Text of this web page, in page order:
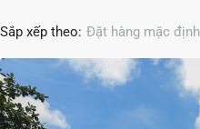
Sắp xếp theo: Đặt hàng mặc định